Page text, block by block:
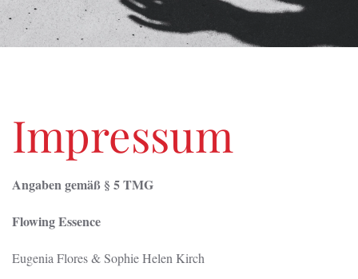
Impressum
Angaben gemäß § 5 TMG
Flowing Essence
Eugenia Flores & Sophie Helen Kirch